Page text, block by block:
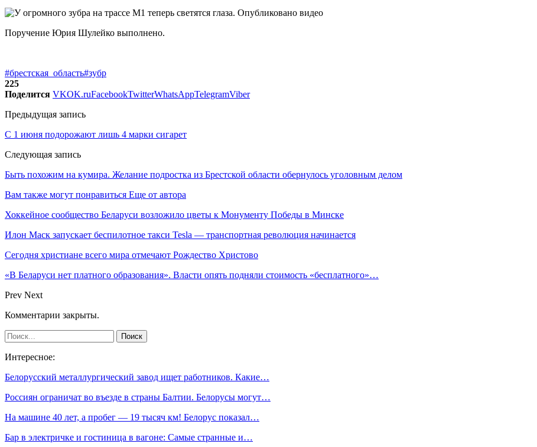
Поручение Юрия Шулейко выполнено.
#брестская_область#зубр
225
Поделится VKOK.ruFacebookTwitterWhatsAppTelegramViber
Предыдущая запись
С 1 июня подорожают лишь 4 марки сигарет
Следующая запись
Быть похожим на кумира. Желание подростка из Брестской области обернулось уголовным делом
Вам также могут понравиться Еще от автора
Хоккейное сообщество Беларуси возложило цветы к Монументу Победы в Минске
Илон Маск запускает беспилотное такси Tesla — транспортная революция начинается
Сегодня христиане всего мира отмечают Рождество Христово
«В Беларуси нет платного образования». Власти опять подняли стоимость «бесплатного»…
Prev Next
Комментарии закрыты.
Интересное:
Белорусский металлургический завод ищет работников. Какие…
Россиян ограничат во въезде в страны Балтии. Белорусы могут…
На машине 40 лет, а пробег — 19 тысяч км! Белорус показал…
Бар в электричке и гостиница в вагоне: Самые странные и…